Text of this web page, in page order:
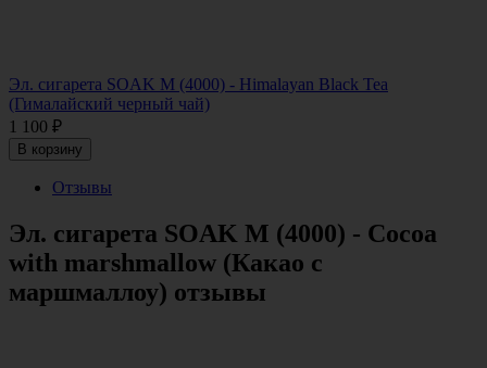
Эл. сигарета SOAK M (4000) - Himalayan Black Tea
(Гималайский черный чай)
1 100 ₽
В корзину
Отзывы
Эл. сигарета SOAK M (4000) - Cocoa
with marshmallow (Какао с
маршмаллоу) отзывы